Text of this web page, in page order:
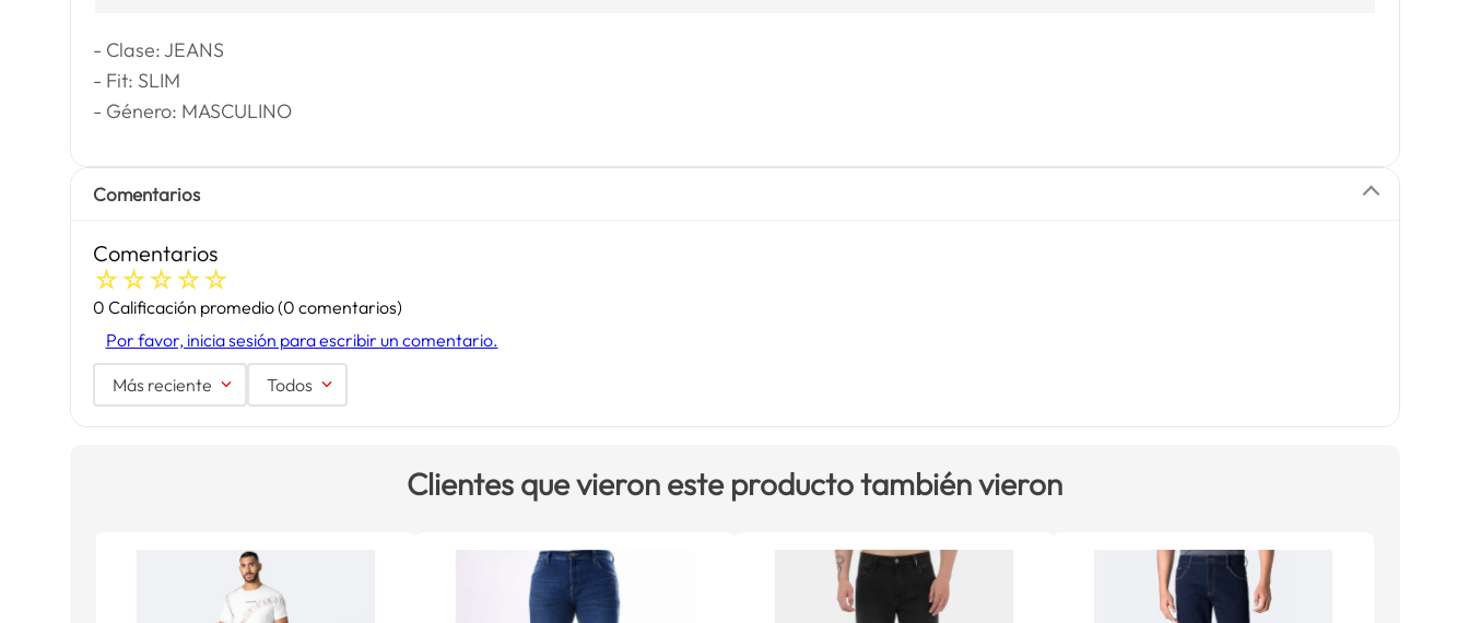
- Clase: JEANS
- Fit: SLIM
- Género: MASCULINO
Comentarios
Comentarios
☆☆☆☆☆
0 Calificación promedio(0 comentarios)
Por favor, inicia sesión para escribir un comentario.
Más reciente Todos
Clientes que vieron este producto también vieron